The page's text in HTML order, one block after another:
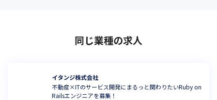
同じ業種の求人
イタンジ株式会社
不動産×ITのサービス開発にまるっと関わりたいRuby on
Railsエンジニアを募集！